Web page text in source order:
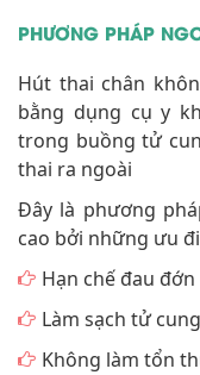
PHƯƠNG PHÁP
Hút thai chân
bằng dụng cụ y
trong buồng tử
thai ra ngoài
Đây là phương
cao bởi những ưu
Hạn chế đau
Làm sạch tử
Không làm tổn